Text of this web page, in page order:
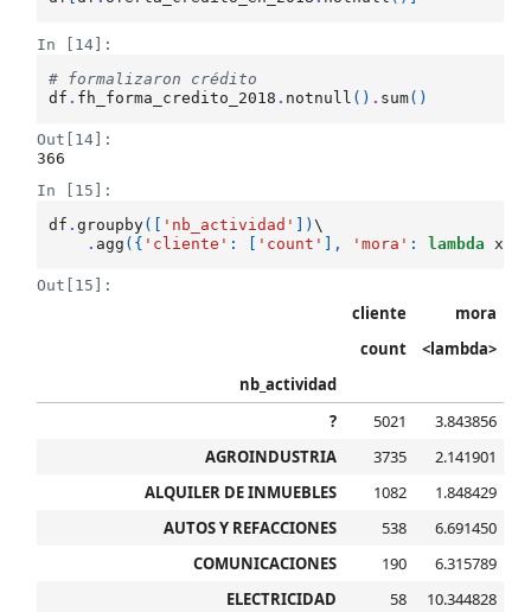
In [14]:
# formalizaron crédito
df . fh_forma_credito_2018 . notnull () . sum()
Out[14]:
366
In [15]:
df .groupby([ 'nb_actividad' ])\
. agg ({ 'cliente' : 'count' ], 'mora' : lambda x
Out[15]:
cliente
mora
count
<lambda>
nb_actividad
?
5021
3.843856
AGROINDUSTRIA
3735
2.141901
ALQUILER DE INMUEBLES
1082
1.848429
AUTOS Y REFACCIONES
538
6.691450
COMUNICACIONES
190
6.315789
ELECTRICIDAD
58
10.344828